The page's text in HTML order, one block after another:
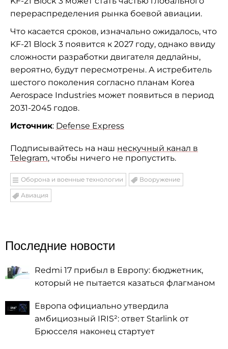
перераспределения рынка боевой авиации.
Что касается сроков, изначально ожидалось, что
KF-21 Block 3 появится к 2027 году, однако ввиду
сложности разработки двигателя дедлайны,
вероятно, будут пересмотрены. А истребитель
шестого поколения согласно планам Korea
Aerospace Industries может появиться в период
2031-2045 годов.
Источник: Defense Express
Подписывайтесь на наш нескучный канал в
Telegram, чтобы ничего не пропустить.
Оборона и военные технологии Вооружение
Авиация
Последние новости
Redmi 17 прибыл в Европу: бюджетник,
который не пытается казаться флагманом
Европа официально утвердила
амбициозный IRIS²: ответ Starlink от
Брюсселя наконец стартует